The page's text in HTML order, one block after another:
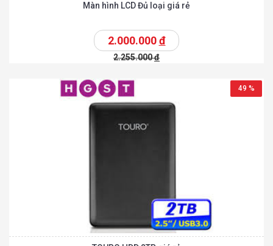
Màn hình LCD Đủ loại giá rẻ
2.000.000đ
2.255.000đ
49 %